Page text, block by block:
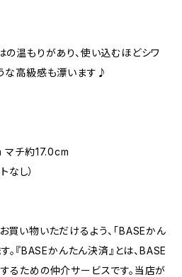
の温もりがあり、使い込むほどシワ
な高級感も漂います♪
チ約17.0cm
なし）
買い物いただけるよう、「BASEかん
。『BASEかんたん決済』とは、BASE
るための仲介サービスです。当店が